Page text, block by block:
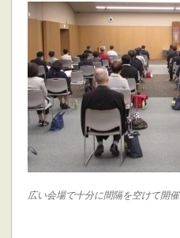
広い会場で十分に間隔を空けて開催